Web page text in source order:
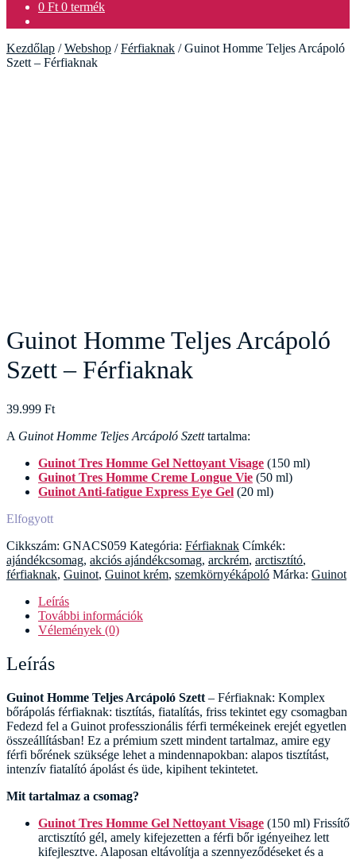
0 Ft 0 termék
Kezdőlap /Webshop /Férfiaknak /Guinot Homme Teljes Arcápoló
Szett – Férfiaknak
Guinot Homme Teljes Arcápoló
Szett – Férfiaknak
39.999 Ft
A Guinot Homme Teljes Arcápoló Szetttartalma:
Guinot Tres Homme Gel Nettoyant Visage (150 ml)
Guinot Tres Homme Creme Longue Vie (50 ml)
Guinot Anti-fatigue Express Eye Gel (20 ml)
Elfogyott
Cikkszám: GNACS059 Kategória: Férfiaknak Címkék:
ajándékcsomag, akciós ajándékcsomag, arckrém, arctisztító,
férfiaknak, Guinot, Guinot krém, szemkörnyékápoló Márka: Guinot
Leírás
További információk
Vélemények (0)
Leírás
Guinot Homme Teljes Arcápoló Szett – Férfiaknak: Komplex
bőrápolás férfiaknak: tisztítás, fiatalítás, friss tekintet egy csomagban
Fedezd fel a Guinot professzionális férfi termékeinek erejét egyetlen
összeállításban! Ez a prémium szett mindent tartalmaz, amire egy
férfi bőrének szüksége lehet a mindennapokban: alapos tisztítást,
intenzív fiatalító ápolást és üde, kipihent tekintetet.
Mit tartalmaz a csomag?
Guinot Tres Homme Gel Nettoyant Visage (150 ml) Frissítő
arctisztító gél, amely kifejezetten a férfi bőr igényeihez lett
kifejlesztve. Alaposan eltávolítja a szennyeződéseket és a